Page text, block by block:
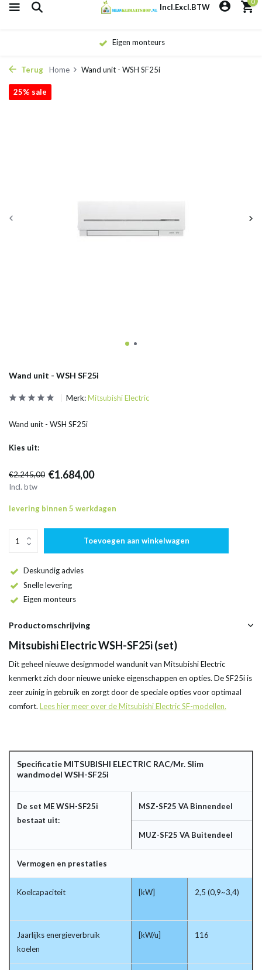
Incl.Excl.BTW
Eigen monteurs
Terug Home Wand unit - WSH SF25i
Wand unit - WSH SF25i
25% sale
Merk:Mitsubishi Electric
Wand unit - WSH SF25i
Kies uit:
€2.245,00 €1.684,00
Incl. btw
levering binnen 5 werkdagen
Toevoegen aan winkelwagen
Deskundig advies
Snelle levering
Eigen monteurs
Productomschrijving
Mitsubishi Electric WSH-SF25i (set)
Dit geheel nieuwe designmodel wandunit van Mitsubishi Electric
kenmerkt zich door nieuwe unieke eigenschappen en opties. De SF25i is
zeer zuinig in gebruik en zorgt door de speciale opties voor optimaal
comfort. Lees hier meer over de Mitsubishi Electric SF-modellen.
Specificatie MITSUBISHI ELECTRIC RAC/Mr. Slim
wandmodel WSH-SF25i
De set ME WSH-SF25i
bestaat uit:
MSZ-SF25 VA Binnendeel
MUZ-SF25 VA Buitendeel
Vermogen en prestaties
Koelcapaciteit [kW] 2,5 (0,9~3,4)
Jaarlijks energieverbruik
koelen
[kW/u] 116